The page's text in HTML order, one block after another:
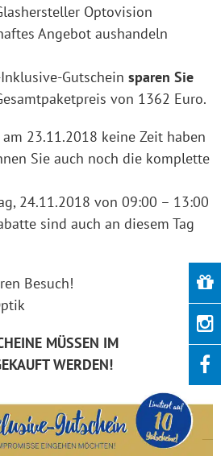
Optovision
Angebot aushandeln
Gutschein sparen Sie
von 1362 Euro.
23.11.2018 keine Zeit haben
Sie auch noch die komplette
24.11.2018 von 09:00 – 13:00
sind auch an diesem Tag
Besuch!
MÜSSEN IM
WERDEN!